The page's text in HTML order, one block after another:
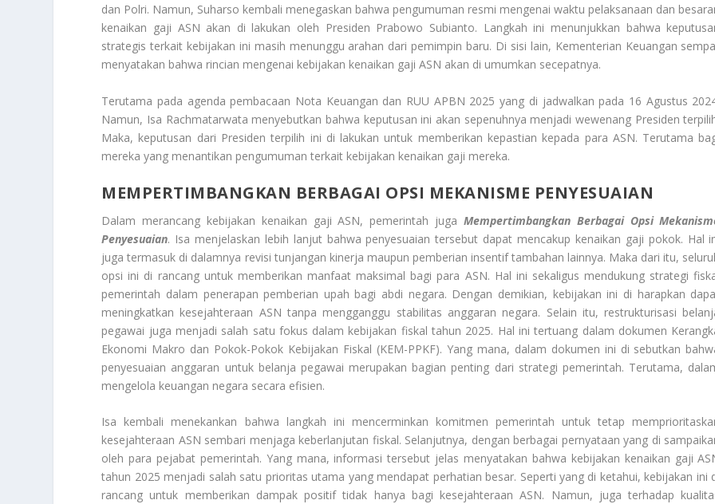
dan Polri. Namun, Suharso kembali menegaskan bahwa pengumuman resmi mengenai waktu pelaksanaan dan
kenaikan gaji ASN akan di lakukan oleh Presiden Prabowo Subianto. Langkah ini menunjukkan bahwa
strategis terkait kebijakan ini masih menunggu arahan dari pemimpin baru. Di sisi lain, Kementerian Keuangan
menyatakan bahwa rincian mengenai kebijakan kenaikan gaji ASN akan di umumkan secepatnya.
Terutama pada agenda pembacaan Nota Keuangan dan RUU APBN 2025 yang di jadwalkan pada 16 Agustus
Namun, Isa Rachmatarwata menyebutkan bahwa keputusan ini akan sepenuhnya menjadi wewenang Presiden
Maka, keputusan dari Presiden terpilih ini di lakukan untuk memberikan kepastian kepada para ASN. Terutama
mereka yang menantikan pengumuman terkait kebijakan kenaikan gaji mereka.
MEMPERTIMBANGKAN BERBAGAI OPSI MEKANISME PENYESUAIAN
Dalam merancang kebijakan kenaikan gaji ASN, pemerintah juga Mempertimbangkan Berbagai Opsi
Penyesuaian. Isa menjelaskan lebih lanjut bahwa penyesuaian tersebut dapat mencakup kenaikan gaji pokok. Hal
juga termasuk di dalamnya revisi tunjangan kinerja maupun pemberian insentif tambahan lainnya. Maka dari itu,
opsi ini di rancang untuk memberikan manfaat maksimal bagi para ASN. Hal ini sekaligus mendukung strategi
pemerintah dalam penerapan pemberian upah bagi abdi negara. Dengan demikian, kebijakan ini di harapkan
meningkatkan kesejahteraan ASN tanpa mengganggu stabilitas anggaran negara. Selain itu, restrukturisasi
pegawai juga menjadi salah satu fokus dalam kebijakan fiskal tahun 2025. Hal ini tertuang dalam dokumen
Ekonomi Makro dan Pokok-Pokok Kebijakan Fiskal (KEM-PPKF). Yang mana, dalam dokumen ini di sebutkan
penyesuaian anggaran untuk belanja pegawai merupakan bagian penting dari strategi pemerintah. Terutama,
mengelola keuangan negara secara efisien.
Isa kembali menekankan bahwa langkah ini mencerminkan komitmen pemerintah untuk tetap
kesejahteraan ASN sembari menjaga keberlanjutan fiskal. Selanjutnya, dengan berbagai pernyataan yang di
oleh para pejabat pemerintah. Yang mana, informasi tersebut jelas menyatakan bahwa kebijakan kenaikan gaji
tahun 2025 menjadi salah satu prioritas utama yang mendapat perhatian besar. Seperti yang di ketahui, kebijakan ini
rancang untuk memberikan dampak positif tidak hanya bagi kesejahteraan ASN. Namun, juga terhadap